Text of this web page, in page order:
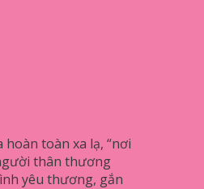
toàn xa lạ, “nơi
thân thương
yêu thương, gắn